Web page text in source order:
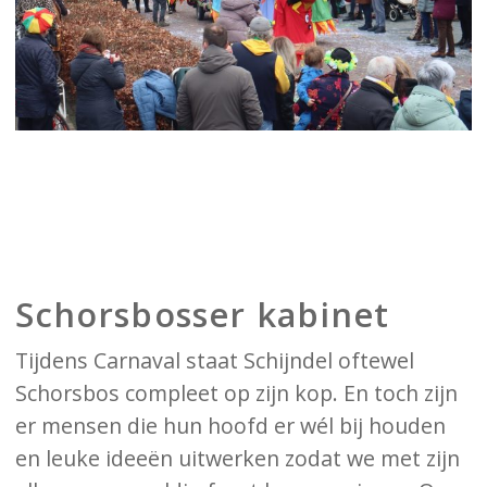
Schorsbosser kabinet
Tijdens Carnaval staat Schijndel oftewel
Schorsbos compleet op zijn kop. En toch zijn
er mensen die hun hoofd er wél bij houden
en leuke ideeën uitwerken zodat we met zijn